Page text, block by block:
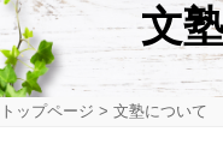
文
トップページ > 文塾について